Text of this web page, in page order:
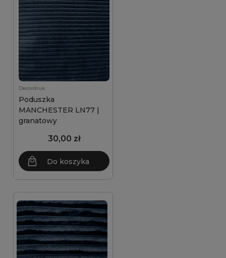
Decordruk
Poduszka
MANCHESTER LN77 |
granatowy
30,00 zł
Do koszyka